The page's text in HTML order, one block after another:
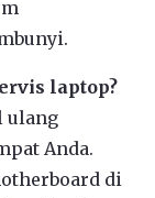
laptop?
ulang
Anda.
di